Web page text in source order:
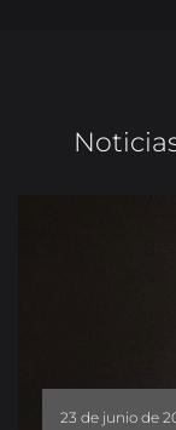
23 de junio de